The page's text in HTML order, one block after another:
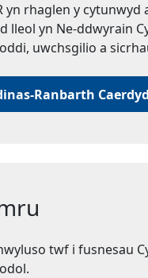
yn rhaglen y
lleol yn Ne-ddwyrain
uwchsgilio a
Ranbarth
twf i fusnesau